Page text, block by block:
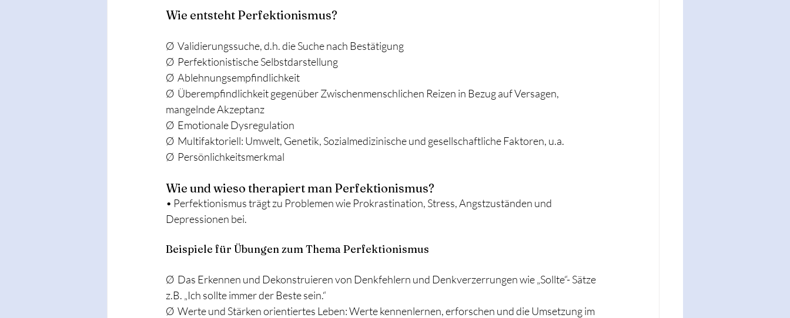
Wie entsteht Perfektionismus?
Ø  Validierungssuche, d.h. die Suche nach Bestätigung
Ø  Perfektionistische Selbstdarstellung
Ø  Ablehnungsempfindlichkeit
Ø  Überempfindlichkeit gegenüber Zwischenmenschlichen Reizen in Bezug auf Versagen,
mangelnde Akzeptanz
Ø  Emotionale Dysregulation
Ø  Multifaktoriell: Umwelt, Genetik, Sozialmedizinische und gesellschaftliche Faktoren, u.a.
Ø  Persönlichkeitsmerkmal
Wie und wieso therapiert man Perfektionismus?
• Perfektionismus trägt zu Problemen wie Prokrastination, Stress, Angstzuständen und
Depressionen bei.
Beispiele für Übungen zum Thema Perfektionismus
Ø  Das Erkennen und Dekonstruieren von Denkfehlern und Denkverzerrungen wie „Sollte“- Sätze
z.B. „Ich sollte immer der Beste sein.“
Ø  Werte und Stärken orientiertes Leben: Werte kennenlernen, erforschen und die Umsetzung im